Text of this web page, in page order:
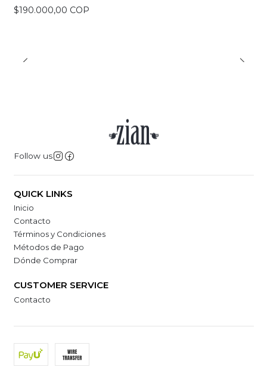
$190.000,00 COP
Follow us
QUICK LINKS
Inicio
Contacto
Términos y Condiciones
Métodos de Pago
Dónde Comprar
CUSTOMER SERVICE
Contacto